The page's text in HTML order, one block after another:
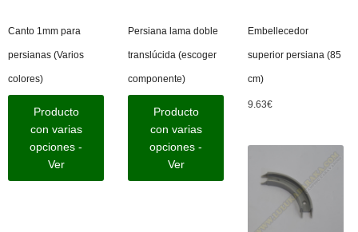
Canto 1mm para
persianas (Varios
colores)
Producto
con varias
opciones -
Ver
Persiana lama doble
translúcida (escoger
componente)
Producto
con varias
opciones -
Ver
Embellecedor
superior persiana (85
cm)
9.63€